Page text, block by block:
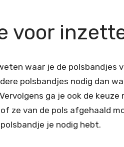
voor
waar je de polsbandjes
polsbandjes nodig dan
ga je ook de
ze van de pols afgehaald
je nodig hebt.